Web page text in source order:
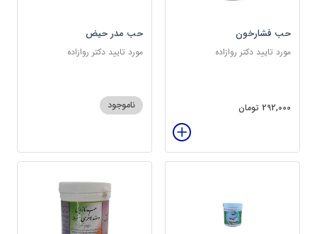
حب فشارخون
مورد تایید دکتر روازاده
292,000 تومان
حب مدر حیض
مورد تایید دکتر روازاده
ناموجود